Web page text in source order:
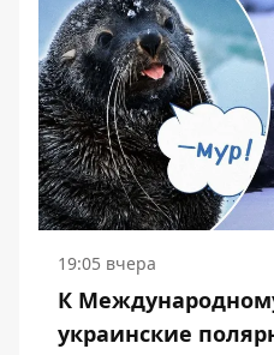
19:05 вчера
К
украинские